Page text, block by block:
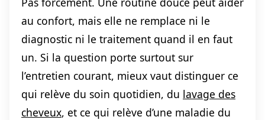
au confort, mais elle ne remplace ni le
diagnostic ni le traitement quand il en faut
un. Si la question porte surtout sur
l’entretien courant, mieux vaut distinguer ce
qui relève du soin quotidien, du lavage des
cheveux, et ce qui relève d’une maladie du